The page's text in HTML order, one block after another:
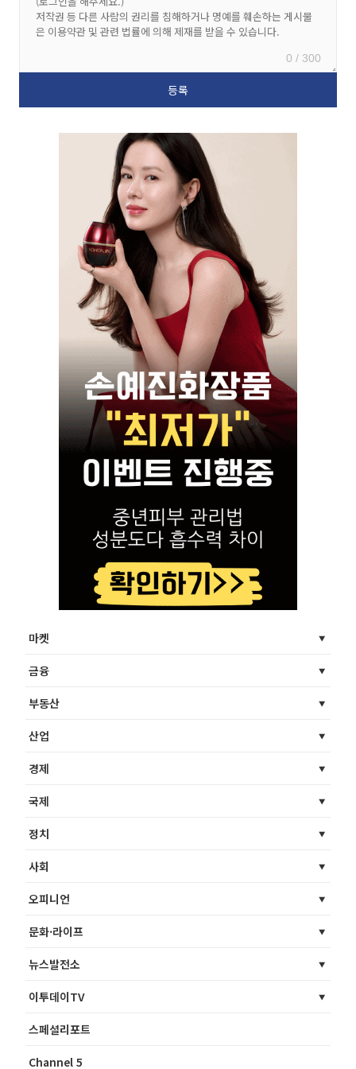
0 / 300
마켓
금융
부동산
산업
경제
국제
정치
사회
오피니언
문화·라이프
뉴스발전소
이투데이TV
스페셜리포트
Channel 5